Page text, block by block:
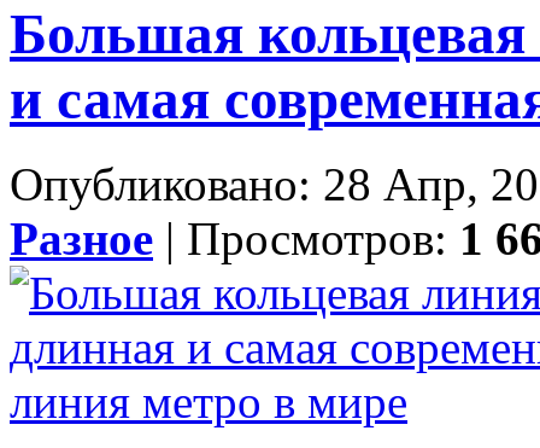
Большая
и самая
Опубликовано: 28 Апр,
Разное | Просмотров: 1